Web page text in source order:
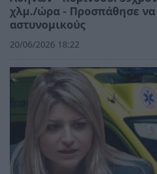
χλμ./ώρα - Προσπάθησε να
αστυνομικούς
20/06/2026 18:22